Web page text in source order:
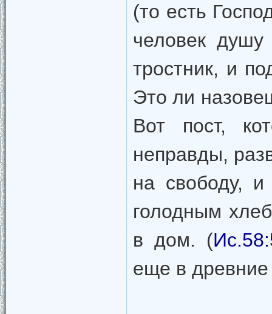
(то есть
человек душу
тростник, и
Это ли
Вот пост,
неправды,
на свободу, и
голодным
в дом. (
еще в